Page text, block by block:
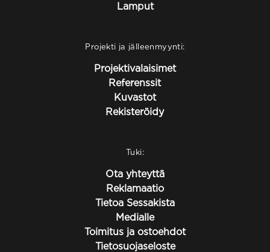
Lamput
Projekti ja jälleenmyynti:
Projektivalaisimet
Referenssit
Kuvastot
Rekisteröidy
Tuki:
Ota yhteyttä
Reklamaatio
Tietoa Sessakista
Medialle
Toimitus ja ostoehdot
Tietosuojaseloste